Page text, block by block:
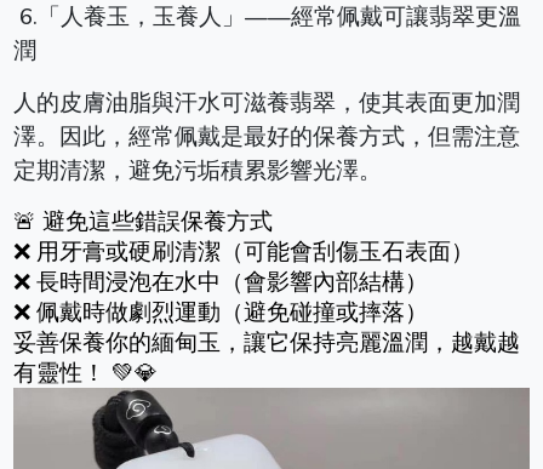
6.「人養玉，玉養人」——經常佩戴可讓翡翠更溫
潤
人的皮膚油脂與汗水可滋養翡翠，使其表面更加潤
澤。因此，經常佩戴是最好的保養方式，但需注意
定期清潔，避免污垢積累影響光澤。
🚨 避免這些錯誤保養方式
❌ 用牙膏或硬刷清潔（可能會刮傷玉石表面）
❌ 長時間浸泡在水中（會影響內部結構）
❌ 佩戴時做劇烈運動（避免碰撞或摔落）
妥善保養你的緬甸玉，讓它保持亮麗溫潤，越戴越
有靈性！ 💚💎